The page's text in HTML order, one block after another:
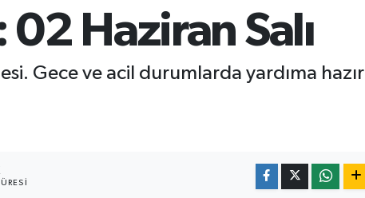
BİST100 14.598,00 %0
Haziran Salı
Gece ve acil durumlarda yardıma hazır